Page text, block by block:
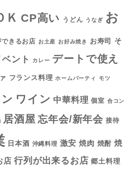
Ｋ CP高い うどん うなぎ お
きるお店 お土産 お好み焼き お寿司 そ
ベント カレー デートで使え
フランス料理 ホームパーティ モツ
ワイン 中華料理 個室 合コン
居酒屋 忘年会/新年会 接待
日本酒 沖縄料理 激安 焼肉 焼酎 焼
店 行列が出来るお店 郷土料理